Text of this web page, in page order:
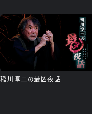
稲川淳二の最凶夜話